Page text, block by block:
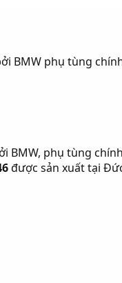
BMW phụ tùng
BMW, phụ tùng
được sản xuất tại